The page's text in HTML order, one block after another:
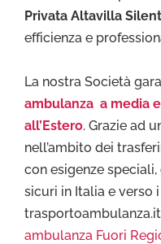
Privata Altavilla
efficienza e
La nostra Società
ambulanza a media
all’Estero. Grazie ad
nell’ambito dei
con esigenze
sicuri in Italia e verso
ambulanza Fuori